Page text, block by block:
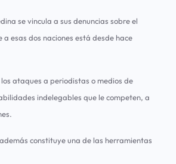
se vincula a sus denuncias sobre el
esas dos naciones está desde hace
ataques a periodistas o medios de
indelegables que le competen, a
constituye una de las herramientas